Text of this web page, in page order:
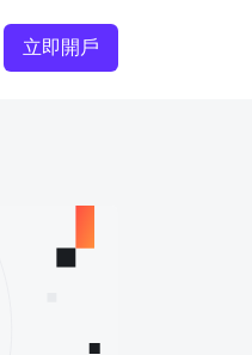
立即開戶